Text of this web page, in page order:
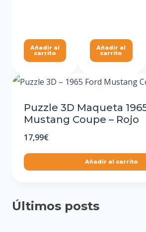
Añadir al
carrito
Añadir al
carrito
Puzzle 3D Maqueta
Mustang Coupe – Rojo
17,99€
Añadir al carrito
Últimos posts